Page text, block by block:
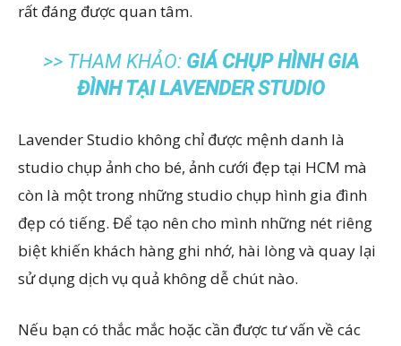
rất đáng được quan tâm.
>> THAM KHẢO: GIÁ CHỤP HÌNH GIA
ĐÌNH TẠI LAVENDER STUDIO
Lavender Studio không chỉ được mệnh danh là
studio chụp ảnh cho bé, ảnh cưới đẹp tại HCM mà
còn là một trong những studio chụp hình gia đình
đẹp có tiếng. Để tạo nên cho mình những nét riêng
biệt khiến khách hàng ghi nhớ, hài lòng và quay lại
sử dụng dịch vụ quả không dễ chút nào.
Nếu bạn có thắc mắc hoặc cần được tư vấn về các